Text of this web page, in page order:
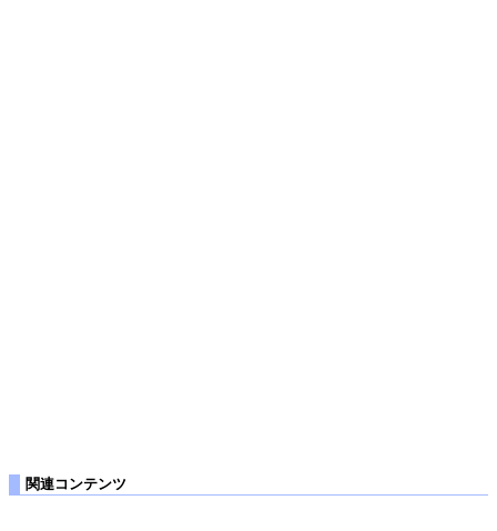
関連コンテンツ